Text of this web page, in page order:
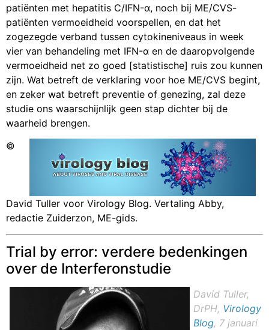
patiënten met hepatitis C/IFN-α, noch bij ME/CVS-
patiënten vermoeidheid voorspellen, en dat het
zogezegde verband tussen cytokineniveaus in week
vier van behandeling met IFN-α en de daaropvolgende
vermoeidheid net zo goed [statistische] ruis zou kunnen
zijn. Wat betreft de verklaring voor hoe ME/CVS begint,
en zeker wat betreft preventie of genezing, zal deze
studie ons waarschijnlijk geen stap dichter bij de
waarheid brengen.
©
David Tuller voor Virology Blog. Vertaling Abby,
redactie Zuiderzon, ME-gids.
Trial by error: verdere bedenkingen
over de Interferonstudie
David Tuller,
DrPH, Virology
Blog, 7 januari